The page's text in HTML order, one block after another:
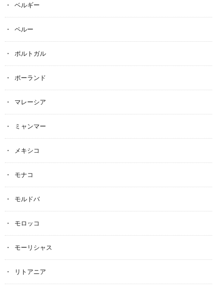
ベルギー
ペルー
ポルトガル
ポーランド
マレーシア
ミャンマー
メキシコ
モナコ
モルドバ
モロッコ
モーリシャス
リトアニア